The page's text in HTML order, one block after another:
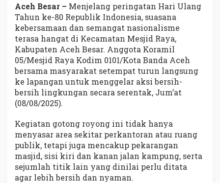
Aceh Besar – Menjelang peringatan Hari Ulang
Tahun ke-80 Republik Indonesia, suasana
kebersamaan dan semangat nasionalisme
terasa hangat di Kecamatan Mesjid Raya,
Kabupaten Aceh Besar. Anggota Koramil
05/Mesjid Raya Kodim 0101/Kota Banda Aceh
bersama masyarakat setempat turun langsung
ke lapangan untuk menggelar aksi bersih-
bersih lingkungan secara serentak, Jum’at
(08/08/2025).
Kegiatan gotong royong ini tidak hanya
menyasar area sekitar perkantoran atau ruang
publik, tetapi juga mencakup pekarangan
masjid, sisi kiri dan kanan jalan kampung, serta
sejumlah titik lain yang dinilai perlu ditata
agar lebih bersih dan nyaman.